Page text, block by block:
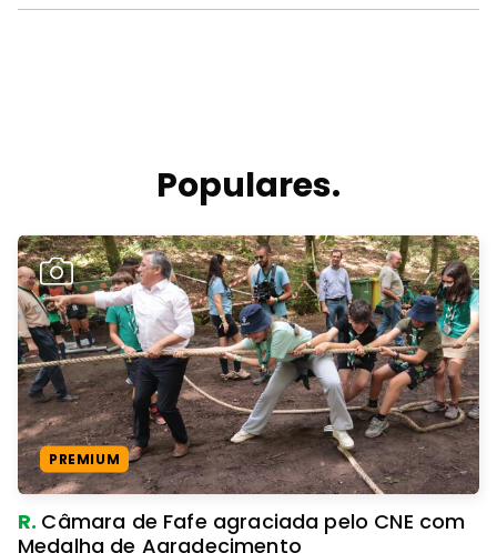
Populares.
PREMIUM
R. Câmara de Fafe agraciada pelo CNE com
Medalha de Agradecimento